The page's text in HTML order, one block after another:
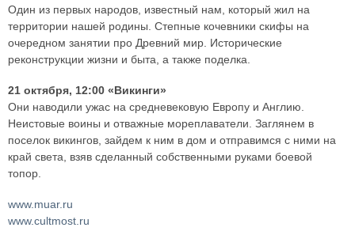
Один из первых народов, известный нам, который жил на
территории нашей родины. Степные кочевники скифы на
очередном занятии про Древний мир. Исторические
реконструкции жизни и быта, а также поделка.
21 октября, 12:00 «Викинги»
Они наводили ужас на средневековую Европу и Англию.
Неистовые воины и отважные мореплаватели. Заглянем в
поселок викингов, зайдем к ним в дом и отправимся с ними на
край света, взяв сделанный собственными руками боевой
топор.
www.muar.ru
www.cultmost.ru